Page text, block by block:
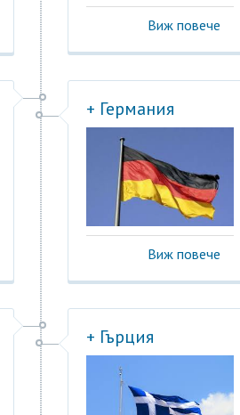
Виж повече
+ Германия
Виж повече
+ Гърция